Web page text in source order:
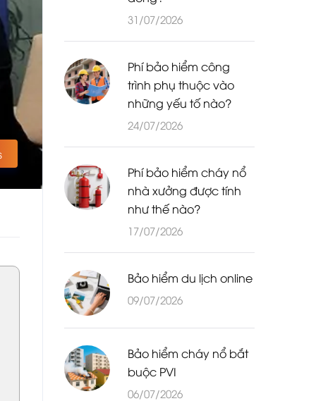
31/07/2026
Phí bảo hiểm công
trình phụ thuộc vào
những yếu tố nào?
24/07/2026
Phí bảo hiểm cháy nổ
nhà xưởng được tính
như thế nào?
17/07/2026
Bảo hiểm du lịch online
09/07/2026
Bảo hiểm cháy nổ bắt
buộc PVI
06/07/2026